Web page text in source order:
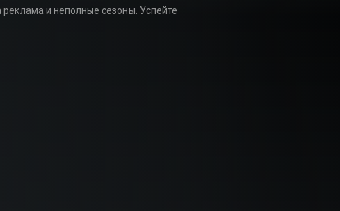
и неполные сезоны. Успейте